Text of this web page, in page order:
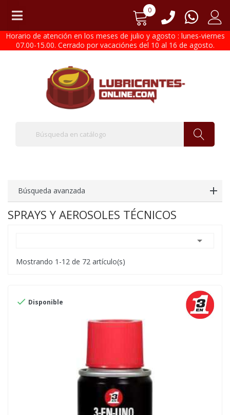
0
Horario de atención en los meses de julio y agosto : lunes-viernes
07.00-15.00. Cerrado por vacaciónes del 10 al 16 de agosto.
Búsqueda avanzada
SPRAYS Y AEROSOLES TÉCNICOS

Mostrando 1-12 de 72 artículo(s)
 Disponible